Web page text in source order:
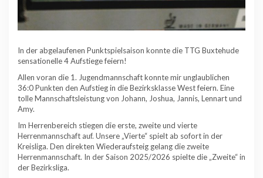
In der abgelaufenen Punktspielsaison konnte die TTG Buxtehude
sensationelle 4 Aufstiege feiern!
Allen voran die 1. Jugendmannschaft konnte mir unglaublichen
36:0 Punkten den Aufstieg in die Bezirksklasse West feiern. Eine
tolle Mannschaftsleistung von Johann, Joshua, Jannis, Lennart und
Amy.
Im Herrenbereich stiegen die erste, zweite und vierte
Herrenmannschaft auf. Unsere „Vierte“ spielt ab sofort in der
Kreisliga. Den direkten Wiederaufsteig gelang die zweite
Herrenmannschaft. In der Saison 2025/2026 spielte die „Zweite“ in
der Bezirksliga.